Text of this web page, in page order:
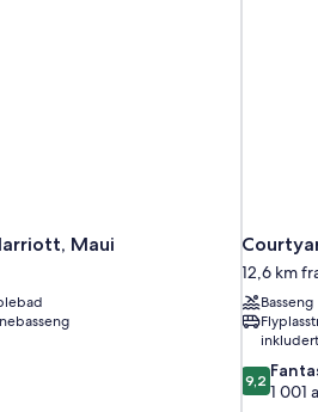
Maui
12,6 km
Basseng
inkludert
9.2
av
9,2
1 001